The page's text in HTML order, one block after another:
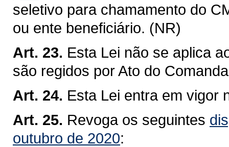
seletivo para chamamento do
ou ente beneficiário. (NR)
Art. 23. Esta Lei não se aplica
são regidos por Ato do
Art. 24. Esta Lei entra em vigor
Art. 25. Revoga os seguintes
outubro de 2020: